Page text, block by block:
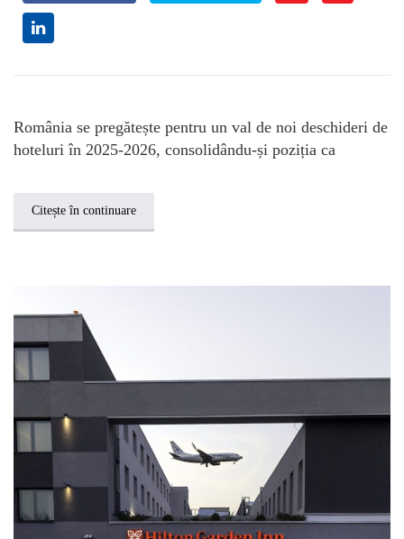
România se pregătește pentru un val de noi deschideri de
hoteluri în 2025-2026, consolidându-și poziția ca
Citește în continuare